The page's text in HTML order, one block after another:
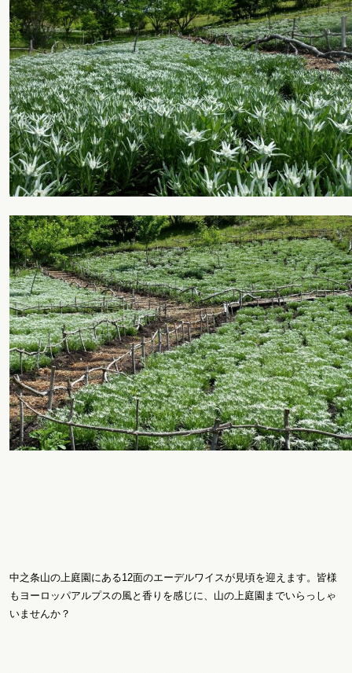
中之条山の上庭園にある12面のエーデルワイスが見頃を迎えます。皆様
もヨーロッパアルプスの風と香りを感じに、山の上庭園までいらっしゃ
いませんか？